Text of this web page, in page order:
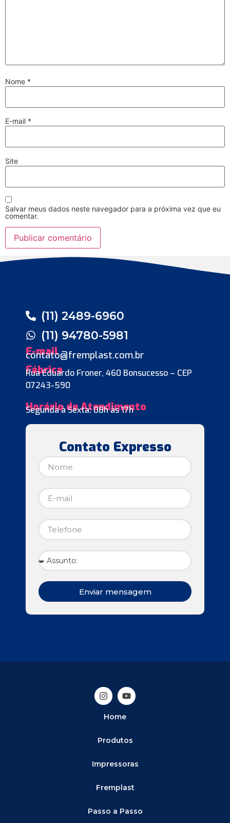
Nome *
E-mail *
Site
Salvar meus dados neste navegador para a próxima vez que eu
comentar.
(11) 2489-6960
(11) 94780-5981
E-mail
contato@fremplast.com.br
Fábrica
Rua Eduardo Froner, 460 Bonsucesso – CEP
07243-590
Horário de Atendimento
Segunda à Sexta: 08h às 17h
Contato Expresso
Enviar mensagem
Home
Produtos
Impressoras
Fremplast
Passo a Passo